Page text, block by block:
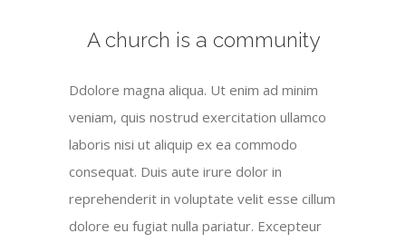
A church is a community
Ddolore magna aliqua. Ut enim ad minim
veniam, quis nostrud exercitation ullamco
laboris nisi ut aliquip ex ea commodo
consequat. Duis aute irure dolor in
reprehenderit in voluptate velit esse cillum
dolore eu fugiat nulla pariatur. Excepteur